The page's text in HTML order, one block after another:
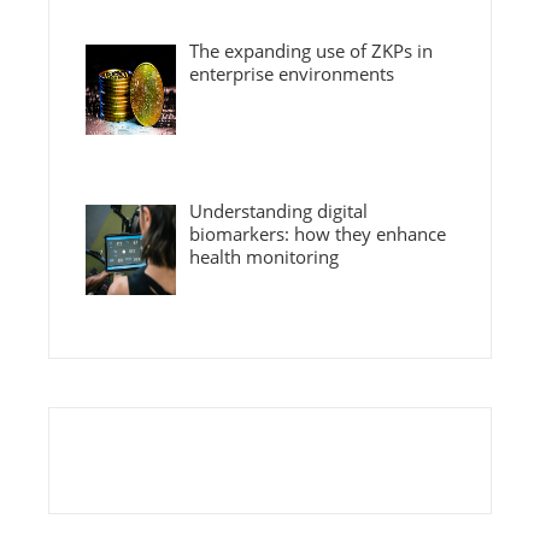
The expanding use of ZKPs in
enterprise environments
Understanding digital
biomarkers: how they enhance
health monitoring